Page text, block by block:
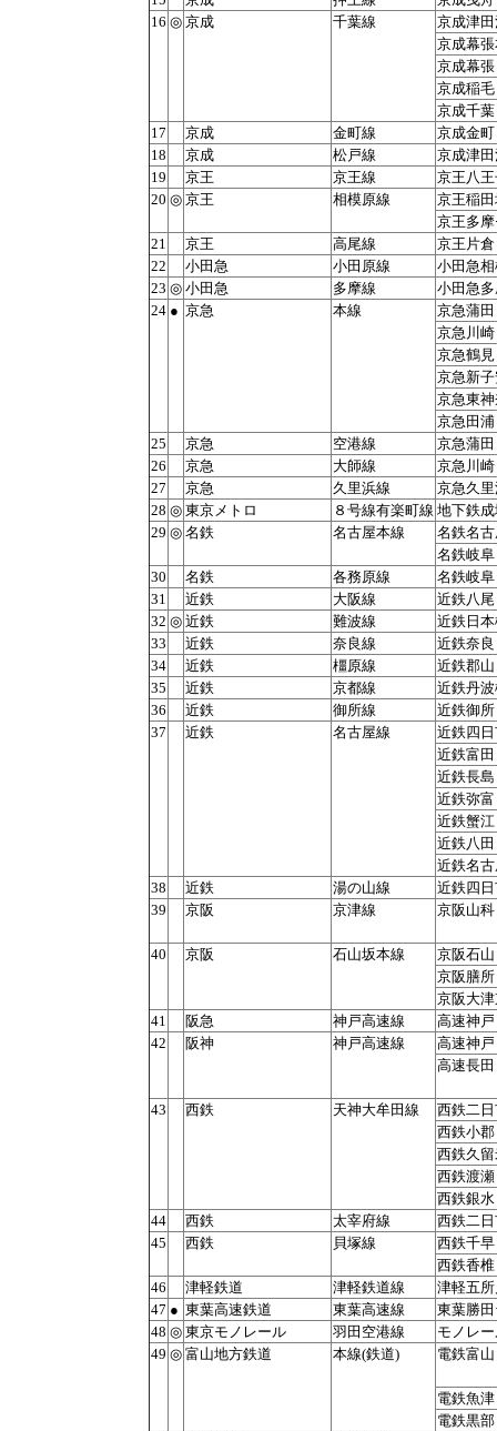
16 ◎ 京成 千葉線
京成津田
京成幕
京成幕張
京成稲毛
京成千葉
17
京成 金町線
京成金町
18
京成 松戸線
京成津田
19
京王 京王線
京王八王
20 ◎ 京王 相模原線
京王稲田
京王多
21
京王 高尾線
京王片倉
22
小田急 小田原線
小田急
23 ◎ 小田急 多摩線
小田急
24 ● 京急 本線
京急蒲田
京急川崎
京急鶴見
京急新子
京急東
京急田浦
25
京急 空港線
京急蒲田
26
京急 大師線
京急川崎
27
京急 久里浜線
京急久里
28 ◎ 東京メトロ ８号線有楽町線 地下鉄成
29 ◎ 名鉄 名古屋本線
名鉄名古
名鉄岐阜
30
名鉄 各務原線
名鉄岐阜
31
近鉄 大阪線
近鉄八尾
32 ◎ 近鉄 難波線
近鉄日本
33
近鉄 奈良線
近鉄奈良
34
近鉄 橿原線
近鉄郡山
35
近鉄 京都線
近鉄丹波
36
近鉄 御所線
近鉄御所
37
近鉄 名古屋線
近鉄四日
近鉄富田
近鉄長島
近鉄弥富
近鉄蟹江
近鉄八田
近鉄名古
38
近鉄 湯の山線
近鉄四日
39
京阪 京津線 京阪山科
40 京阪 石山坂本線
京阪石山
京阪膳所
京阪大津
41
阪急 神戸高速線
高速神戸
42
阪神 神戸高速線
高速神戸
高速長田
43 西鉄 天神大牟田線
西鉄二日
西鉄小郡
西鉄久留
西鉄渡瀬
西鉄銀水
44
西鉄 太宰府線
西鉄二日
45
西鉄 貝塚線
西鉄千早
西鉄香椎
46
津軽鉄道 津軽鉄道線
津軽五
47 ● 東葉高速鉄道 東葉高速線
東葉勝田
48 ◎ 東京モノレール 羽田空港線
モノレ
49 ◎ 富山地方鉄道 本線(鉄道) 電鉄富山
電鉄魚津
電鉄黒部